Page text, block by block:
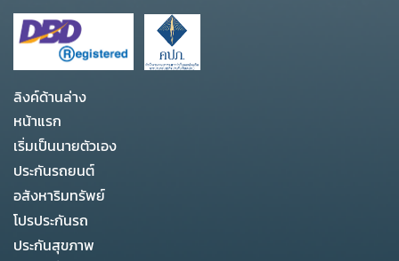
ลิงค์ด้านล่าง
หน้าแรก
เริ่มเป็นนายตัวเอง
ประกันรถยนต์
อสังหาริมทรัพย์
โปรประกันรถ
ประกันสุขภาพ